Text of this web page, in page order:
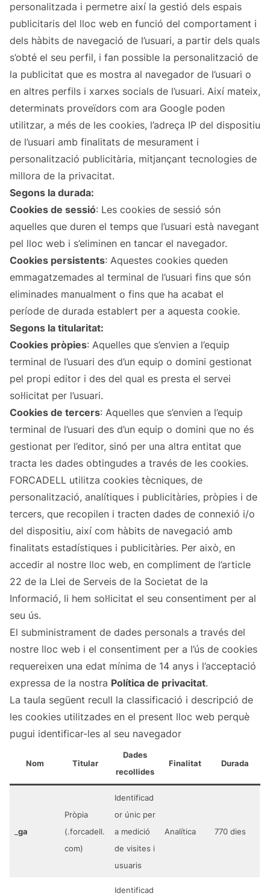
personalitzada i permetre així la gestió dels espais
publicitaris del lloc web en funció del comportament i
dels hàbits de navegació de l’usuari, a partir dels quals
s’obté el seu perfil, i fan possible la personalització de
la publicitat que es mostra al navegador de l’usuari o
en altres perfils i xarxes socials de l’usuari. Així mateix,
determinats proveïdors com ara Google poden
utilitzar, a més de les cookies, l’adreça IP del dispositiu
de l’usuari amb finalitats de mesurament i
personalització publicitària, mitjançant tecnologies de
millora de la privacitat.
Segons la durada:
Cookies de sessió: Les cookies de sessió són
aquelles que duren el temps que l’usuari està navegant
pel lloc web i s’eliminen en tancar el navegador.
Cookies persistents: Aquestes cookies queden
emmagatzemades al terminal de l’usuari fins que són
eliminades manualment o fins que ha acabat el
període de durada establert per a aquesta cookie.
Segons la titularitat:
Cookies pròpies: Aquelles que s’envien a l’equip
terminal de l’usuari des d’un equip o domini gestionat
pel propi editor i des del qual es presta el servei
sol·licitat per l’usuari.
Cookies de tercers: Aquelles que s’envien a l’equip
terminal de l’usuari des d’un equip o domini que no és
gestionat per l’editor, sinó per una altra entitat que
tracta les dades obtingudes a través de les cookies.
FORCADELL utilitza cookies tècniques, de
personalització, analítiques i publicitàries, pròpies i de
tercers, que recopilen i tracten dades de connexió i/o
del dispositiu, així com hàbits de navegació amb
finalitats estadístiques i publicitàries. Per això, en
accedir al nostre lloc web, en compliment de l’article
22 de la Llei de Serveis de la Societat de la
Informació, li hem sol·licitat el seu consentiment per al
seu ús.
El subministrament de dades personals a través del
nostre lloc web i el consentiment per a l’ús de cookies
requereixen una edat mínima de 14 anys i l’acceptació
expressa de la nostra Política de privacitat.
La taula següent recull la classificació i descripció de
les cookies utilitzades en el present lloc web perquè
pugui identificar-les al seu navegador
Nom Titular
Dades
recollides
Finalitat Durada
ga
Pròpia
(.forcadell.
com)
Identificad
or únic per
a medició
de visites i
usuaris
Analítica 770 dies
Identificad